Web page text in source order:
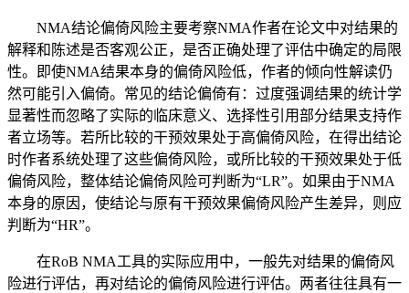
NMA结论偏倚风险主要考察NMA作者在论文中对结果的
解释和陈述是否客观公正，是否正确处理了评估中确定的局限
性。即使NMA结果本身的偏倚风险低，作者的倾向性解读仍
然可能引入偏倚。常见的结论偏倚有：过度强调结果的统计学
显著性而忽略了实际的临床意义、选择性引用部分结果支持作
者立场等。若所比较的干预效果处于高偏倚风险，在得出结论
时作者系统处理了这些偏倚风险，或所比较的干预效果处于低
偏倚风险，整体结论偏倚风险可判断为“LR”。如果由于NMA
本身的原因，使结论与原有干预效果偏倚风险产生差异，则应
判断为“HR”。
在RoB NMA工具的实际应用中，一般先对结果的偏倚风
险进行评估，再对结论的偏倚风险进行评估。两者往往具有一